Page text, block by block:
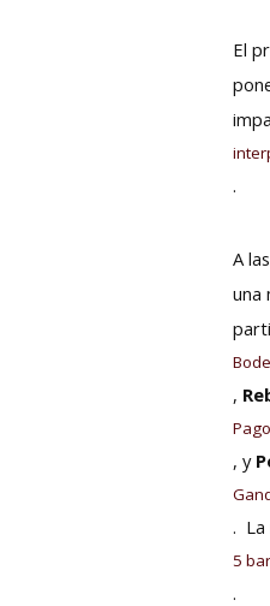
El
.
A
una
,
, y
. La
5
.